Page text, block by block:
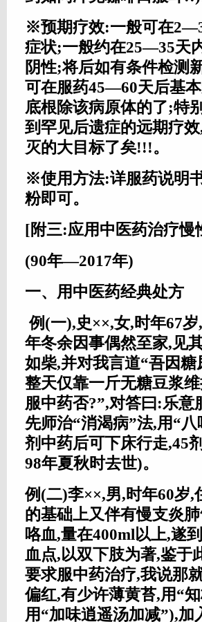
※预期疗效:一般可在
症状;一般约在25—35天
阴性;将后如有条件检测
可在服药45—60天后基
底根除该病原体的了;特
到罕见后遗症的远期疗
灭的大目标了矣!!!。
※使用方法:详服药说明
粉即可。
[附三:应用中医药治疗慢
(90年—2017年)
一、用中医药经典处方
例(一),史××,女,时年67
年冬余因事偶然至家,见
如柴,并对我言道“吾因
整天仅靠一斤无糖豆浆
服中药否?”,对答曰:乐
先师治“消渴病”法,用“
剂中药后可下床行走,45
98年夏秋时去世)。
例(二)李××,男,时年60岁
的基础上又伴有慢支炎
咯血,量在400ml以上,遂
血点,以双下肢为著,鉴于
要求服中药治疗,我说那
偏红,有少许薄黄苔,用“
用“加味逍遥汤加减”),